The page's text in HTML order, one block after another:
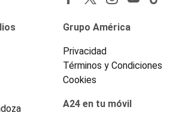
Grupo América
Privacidad
Términos y Condiciones
Cookies
A24 en tu móvil